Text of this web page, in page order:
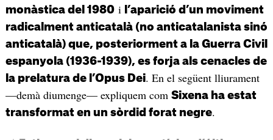
monàstica del 1980i l’aparició d’un moviment
radicalment anticatalà (no anticatalanista sinó
anticatalà) que, posteriorment a la Guerra Civil
espanyola (1936-1939), es forja als cenacles de
la prelatura de l’Opus Dei. En el següent lliurament
—demà diumenge— expliquem com Sixena ha estat
transformat en un sòrdid forat negre.